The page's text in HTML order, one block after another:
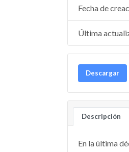
Fecha de
Última
Descargar
Descripción
En la última